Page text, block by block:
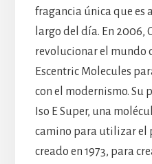
fragancia única que es
largo del día. En 2006,
revolucionar el mundo
Escentric Molecules
con el modernismo. Su
Iso E Super, una
camino para utilizar el
creado en 1973, para